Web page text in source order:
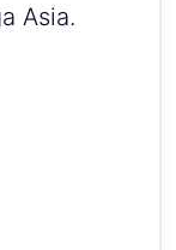
Asia.